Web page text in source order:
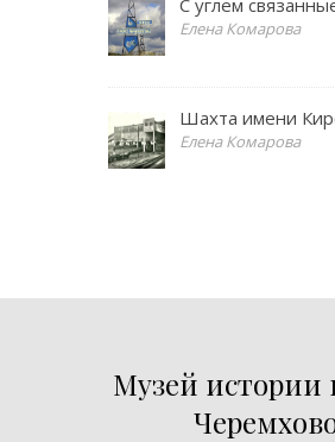
С углем
Елена Комарова
Шахта имени
Елена Комарова
Музей истории